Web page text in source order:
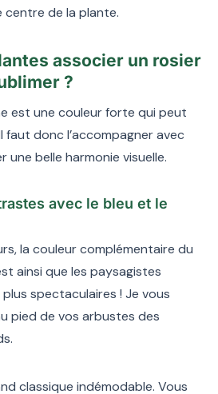
centre de la plante.
associer un rosier
?
est une couleur forte qui peut
faut donc l’accompagner avec
une belle harmonie visuelle.
avec le bleu et le
la couleur complémentaire du
ainsi que les paysagistes
spectaculaires ! Je vous
pied de vos arbustes des
classique indémodable. Vous